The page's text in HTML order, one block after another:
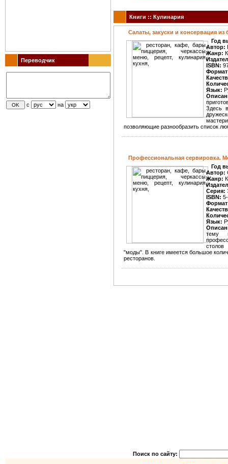
Переводчик
с на
Книги :: Кулинария
Салаты, закуски и консервация
Год
Автор:
Жанр:
ISBN:
Язык:
Здесь
позволяющие разнообразить список
Профессиональная сервировка.
Год
Автор:
Жанр:
Серия:
ISBN:
Язык:
тему
столов
"моды". В книге имеется большое
ресторанов.
Поиск по сайту: